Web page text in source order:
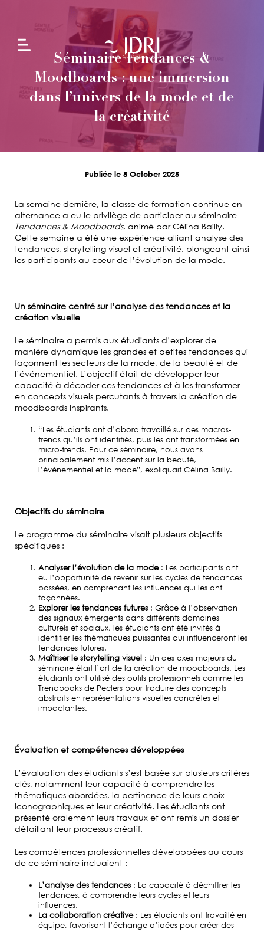
L'école
Projets
Admissions
Informations
pratiques
Séminaire Tendances &
Moodboards : une immersion
dans l’univers de la mode et de
la créativité
Publiée le 8 October 2025
La semaine dernière, la classe de formation continue en
alternance a eu le privilège de participer au séminaire
Tendances & Moodboards, animé par Célina Bailly.
Cette semaine a été une expérience alliant analyse des
tendances, storytelling visuel et créativité, plongeant ainsi
les participants au cœur de l’évolution de la mode.
Un séminaire centré sur l’analyse des tendances et la
création visuelle
Le séminaire a permis aux étudiants d’explorer de
manière dynamique les grandes et petites tendances qui
façonnent les secteurs de la mode, de la beauté et de
l’événementiel. L’objectif était de développer leur
capacité à décoder ces tendances et à les transformer
en concepts visuels percutants à travers la création de
moodboards inspirants.
“Les étudiants ont d’abord travaillé sur des macros-
trends qu’ils ont identifiés, puis les ont transformées en
micro-trends. Pour ce séminaire, nous avons
principalement mis l’accent sur la beauté,
l’événementiel et la mode”, expliquait Célina Bailly.
Objectifs du séminaire
Le programme du séminaire visait plusieurs objectifs
spécifiques :
Analyser l’évolution de la mode: Les participants ont
eu l’opportunité de revenir sur les cycles de tendances
passées, en comprenant les influences qui les ont
façonnées.
Explorer les tendances futures : Grâce à l’observation
des signaux émergents dans différents domaines
culturels et sociaux, les étudiants ont été invités à
identifier les thématiques puissantes qui influenceront les
tendances futures.
Maîtriser le storytelling visuel : Un des axes majeurs du
séminaire était l’art de la création de moodboards. Les
étudiants ont utilisé des outils professionnels comme les
Trendbooks de Peclers pour traduire des concepts
abstraits en représentations visuelles concrètes et
impactantes.
Évaluation et compétences développées
L’évaluation des étudiants s’est basée sur plusieurs critères
clés, notamment leur capacité à comprendre les
thématiques abordées, la pertinence de leurs choix
iconographiques et leur créativité. Les étudiants ont
présenté oralement leurs travaux et ont remis un dossier
détaillant leur processus créatif.
Les compétences professionnelles développées au cours
de ce séminaire incluaient :
L’analyse des tendances : La capacité à déchiffrer les
tendances, à comprendre leurs cycles et leurs
influences.
La collaboration créative: Les étudiants ont travaillé en
équipe, favorisant l’échange d’idées pour créer des